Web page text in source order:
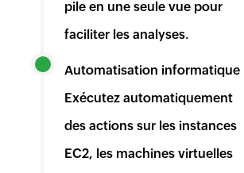
pile en une seule vue pour
faciliter les analyses.
Automatisation informatique
Exécutez automatiquement
des actions sur les instances
EC2, les machines virtuelles